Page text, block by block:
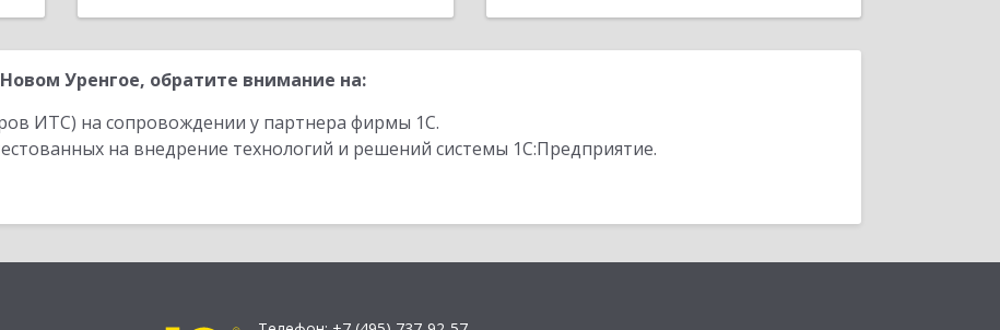
Уренгое, обратите внимание на:
ИТС) на сопровождении у партнера фирмы 1С.
на внедрение технологий и решений системы 1С:Предприятие.